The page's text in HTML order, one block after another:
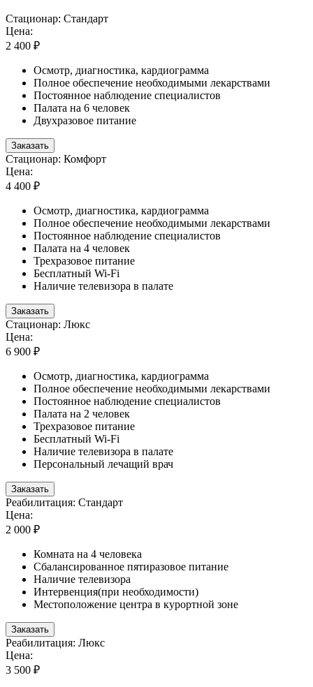
Стационар: Стандарт
Цена:
2 400 ₽
Осмотр, диагностика, кардиограмма
Полное обеспечение необходимыми лекарствами
Постоянное наблюдение специалистов
Палата на 6 человек
Двухразовое питание
Заказать
Стационар: Комфорт
Цена:
4 400 ₽
Осмотр, диагностика, кардиограмма
Полное обеспечение необходимыми лекарствами
Постоянное наблюдение специалистов
Палата на 4 человек
Трехразовое питание
Бесплатный Wi-Fi
Наличие телевизора в палате
Заказать
Стационар: Люкс
Цена:
6 900 ₽
Осмотр, диагностика, кардиограмма
Полное обеспечение необходимыми лекарствами
Постоянное наблюдение специалистов
Палата на 2 человек
Трехразовое питание
Бесплатный Wi-Fi
Наличие телевизора в палате
Персональный лечащий врач
Заказать
Реабилитация: Стандарт
Цена:
2 000 ₽
Комната на 4 человека
Сбалансированное пятиразовое питание
Наличие телевизора
Интервенция(при необходимости)
Местоположение центра в курортной зоне
Заказать
Реабилитация: Люкс
Цена:
3 500 ₽